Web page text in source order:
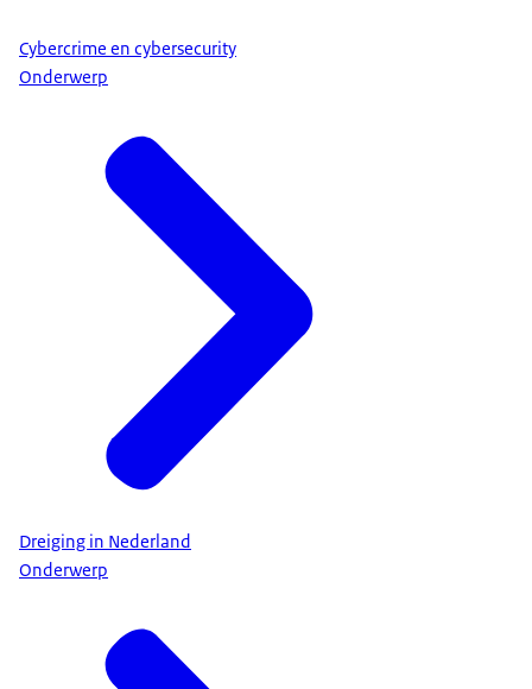
Cybercrime en cybersecurity
Onderwerp
Dreiging in Nederland
Onderwerp